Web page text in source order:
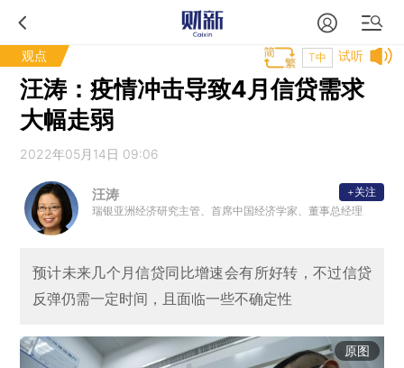
观点 试听
T中
汪涛：疫情冲击导致4月信贷需求
大幅走弱
2022年05月14日 09:06
汪涛
瑞银亚洲经济研究主管、首席中国经济学家、董事总经理
+关注
预计未来几个月信贷同比增速会有所好转，不过信贷
反弹仍需一定时间，且面临一些不确定性
原图